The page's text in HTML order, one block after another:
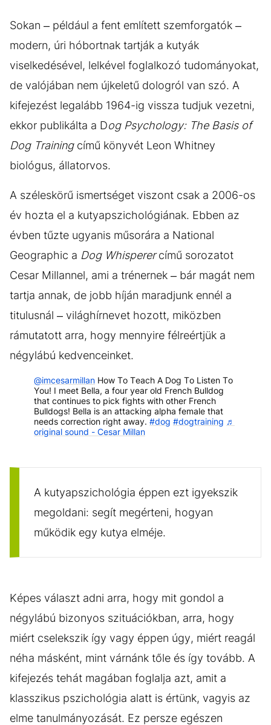
Sokan – például a fent említett szemforgatók –
modern, úri hóbortnak tartják a kutyák
viselkedésével, lelkével foglalkozó tudományokat,
de valójában nem újkeletű dologról van szó. A
kifejezést legalább 1964-ig vissza tudjuk vezetni,
ekkor publikálta a Dog Psychology: The Basis of
Dog Trainingcímű könyvét Leon Whitney
biológus, állatorvos.
A széleskörű ismertséget viszont csak a 2006-os
év hozta el a kutyapszichológiának. Ebben az
évben tűzte ugyanis műsorára a National
Geographic a Dog Whisperercímű sorozatot
Cesar Millannel, ami a trénernek – bár magát nem
tartja annak, de jobb híján maradjunk ennél a
titulusnál – világhírnevet hozott, miközben
rámutatott arra, hogy mennyire félreértjük a
négylábú kedvenceinket.
@imcesarmillan How To Teach A Dog To Listen To
You! I meet Bella, a four year old French Bulldog
that continues to pick fights with other French
Bulldogs! Bella is an attacking alpha female that
needs correction right away. #dog #dogtraining ♬
original sound - Cesar Millan
A kutyapszichológia éppen ezt igyekszik
megoldani: segít megérteni, hogyan
működik egy kutya elméje.
Képes választ adni arra, hogy mit gondol a
négylábú bizonyos szituációkban, arra, hogy
miért cselekszik így vagy éppen úgy, miért reagál
néha másként, mint várnánk tőle és így tovább. A
kifejezés tehát magában foglalja azt, amit a
klasszikus pszichológia alatt is értünk, vagyis az
elme tanulmányozását. Ez persze egészen